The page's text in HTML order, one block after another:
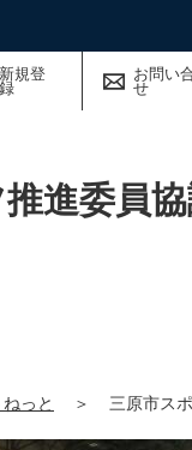
新規登
録
お問い
せ
進委員
っと ＞ 三原市ス